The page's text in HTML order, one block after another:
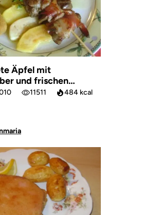
Äpfel mit
und frischen
11511 484 kcal